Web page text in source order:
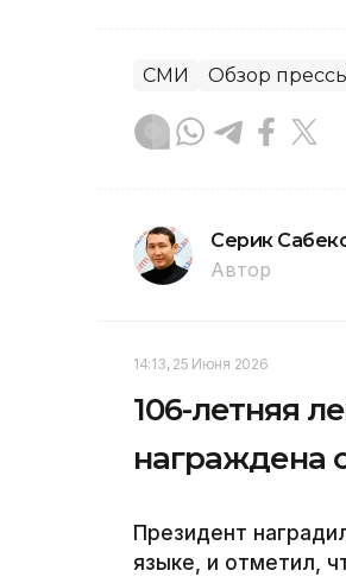
СМИ Обзор
Серик
Автор
14:13, 25 Июня 2026
106-летняя
награждена
Президент
языке, и отметил,